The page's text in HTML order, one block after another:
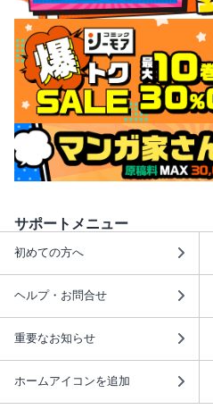
サポートメニュー
初めての方へ
ヘルプ・お問合せ
重要なお知らせ
ホームアイコンを追加